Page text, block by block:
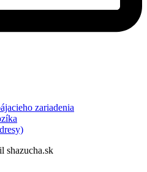
zariadenia
shazucha.sk